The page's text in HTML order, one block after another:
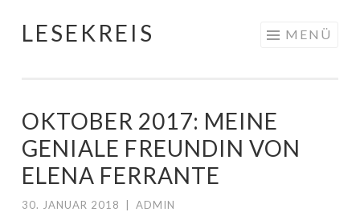
Springe
LESEKREIS MENÜ
OKTOBER 2017: MEINE
GENIALE FREUNDIN VON
ELENA FERRANTE
30. JANUAR 2018 ADMIN